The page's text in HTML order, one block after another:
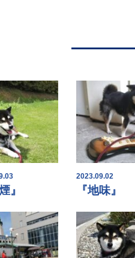
』
2023.09.02
『地味』